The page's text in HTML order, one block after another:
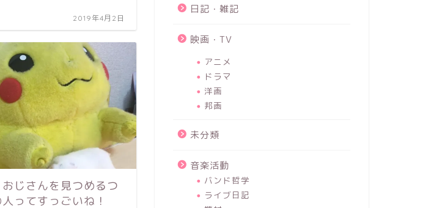
2019年4月2日
おじさんを見つめるつ
ってすっごいね！
日記・雑記
映画・TV
アニメ
ドラマ
洋画
邦画
未分類
音楽活動
バンド哲学
ライブ日記